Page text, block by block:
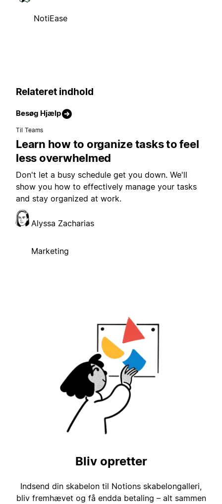
NotiEase
Relateret indhold
Besøg Hjælp
Til Teams
Learn how to organize tasks to feel
less overwhelmed
Don't let a busy schedule get you down. We'll
show you how to effectively manage your tasks
and stay organized at work.
Alyssa Zacharias
Marketing
Bliv opretter
Indsend din skabelon til Notions skabelongalleri,
bliv fremhævet og få endda betaling – alt sammen